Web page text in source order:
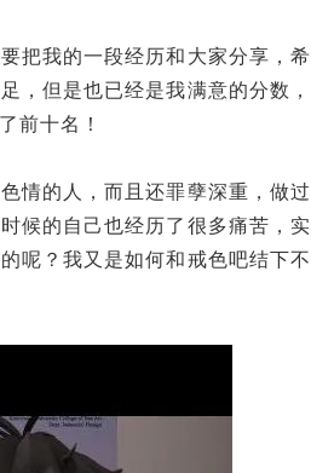
把我的一段经历和大家分享，希
，但是也已经是我满意的分数，
前十名！
情的人，而且还罪孽深重，做过
候的自己也经历了很多痛苦，实
呢？我又是如何和戒色吧结下不